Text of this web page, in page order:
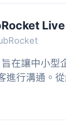
在讓中小型
進行溝通。
化客戶邀請等
以定制以符